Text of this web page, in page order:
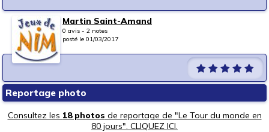
Martin Saint-Amand
0 avis - 2 notes
posté le 01/03/2017
Reportage photo
Consultez les 18 photos de reportage de "Le Tour du monde en
80 jours". CLIQUEZ ICI.